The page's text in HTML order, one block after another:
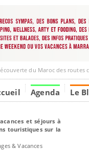
des routes caravanières et
Agenda Le
et séjours à
touristiques sur la
& Vacances